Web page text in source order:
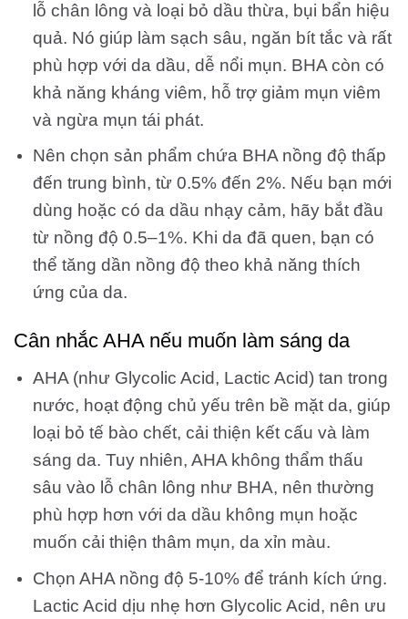
lỗ chân lông và loại bỏ dầu thừa, bụi bẩn hiệu
quả. Nó giúp làm sạch sâu, ngăn bít tắc và rất
phù hợp với da dầu, dễ nổi mụn. BHA còn có
khả năng kháng viêm, hỗ trợ giảm mụn viêm
và ngừa mụn tái phát.
Nên chọn sản phẩm chứa BHA nồng độ thấp
đến trung bình, từ 0.5% đến 2%. Nếu bạn mới
dùng hoặc có da dầu nhạy cảm, hãy bắt đầu
từ nồng độ 0.5–1%. Khi da đã quen, bạn có
thể tăng dần nồng độ theo khả năng thích
ứng của da.
Cân nhắc AHA nếu muốn làm sáng da
AHA (như Glycolic Acid, Lactic Acid) tan trong
nước, hoạt động chủ yếu trên bề mặt da, giúp
loại bỏ tế bào chết, cải thiện kết cấu và làm
sáng da. Tuy nhiên, AHA không thẩm thấu
sâu vào lỗ chân lông như BHA, nên thường
phù hợp hơn với da dầu không mụn hoặc
muốn cải thiện thâm mụn, da xỉn màu.
Chọn AHA nồng độ 5-10% để tránh kích ứng.
Lactic Acid dịu nhẹ hơn Glycolic Acid, nên ưu